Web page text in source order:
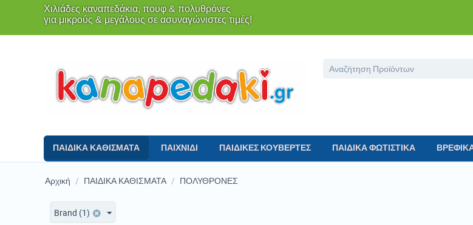
Χιλιάδες καναπεδάκια, πουφ & πολυθρόνες
για μικρούς & μεγάλους σε ασυναγώνιστες τιμές!
ΠΑΙΔΙΚΑ ΚΑΘΙΣΜΑΤΑ ΠΑΙΧΝΙΔΙ ΠΑΙΔΙΚΕΣ ΚΟΥΒΕΡΤΕΣ ΠΑΙΔΙΚΑ ΦΩΤΙΣΤΙΚΑ
Αρχική / ΠΑΙΔΙΚΑ ΚΑΘΙΣΜΑΤΑ / ΠΟΛΥΘΡΟΝΕΣ
Brand (1)